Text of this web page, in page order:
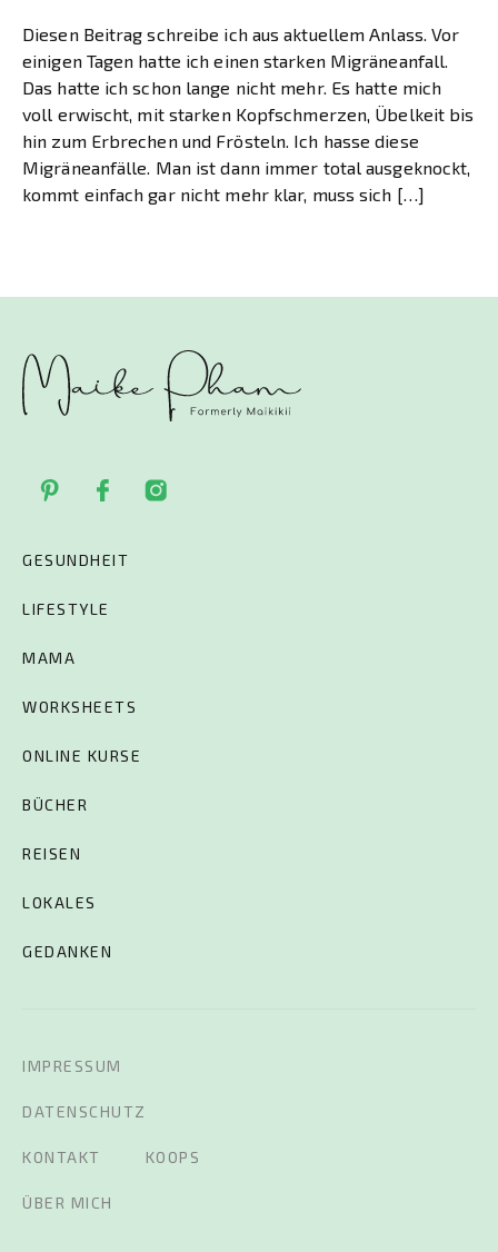
Diesen Beitrag schreibe ich aus aktuellem Anlass. Vor
einigen Tagen hatte ich einen starken Migräneanfall.
Das hatte ich schon lange nicht mehr. Es hatte mich
voll erwischt, mit starken Kopfschmerzen, Übelkeit bis
hin zum Erbrechen und Frösteln. Ich hasse diese
Migräneanfälle. Man ist dann immer total ausgeknockt,
kommt einfach gar nicht mehr klar, muss sich […]
GESUNDHEIT
LIFESTYLE
MAMA
WORKSHEETS
ONLINE KURSE
BÜCHER
REISEN
LOKALES
GEDANKEN
IMPRESSUM
DATENSCHUTZ
KONTAKT KOOPS
ÜBER MICH